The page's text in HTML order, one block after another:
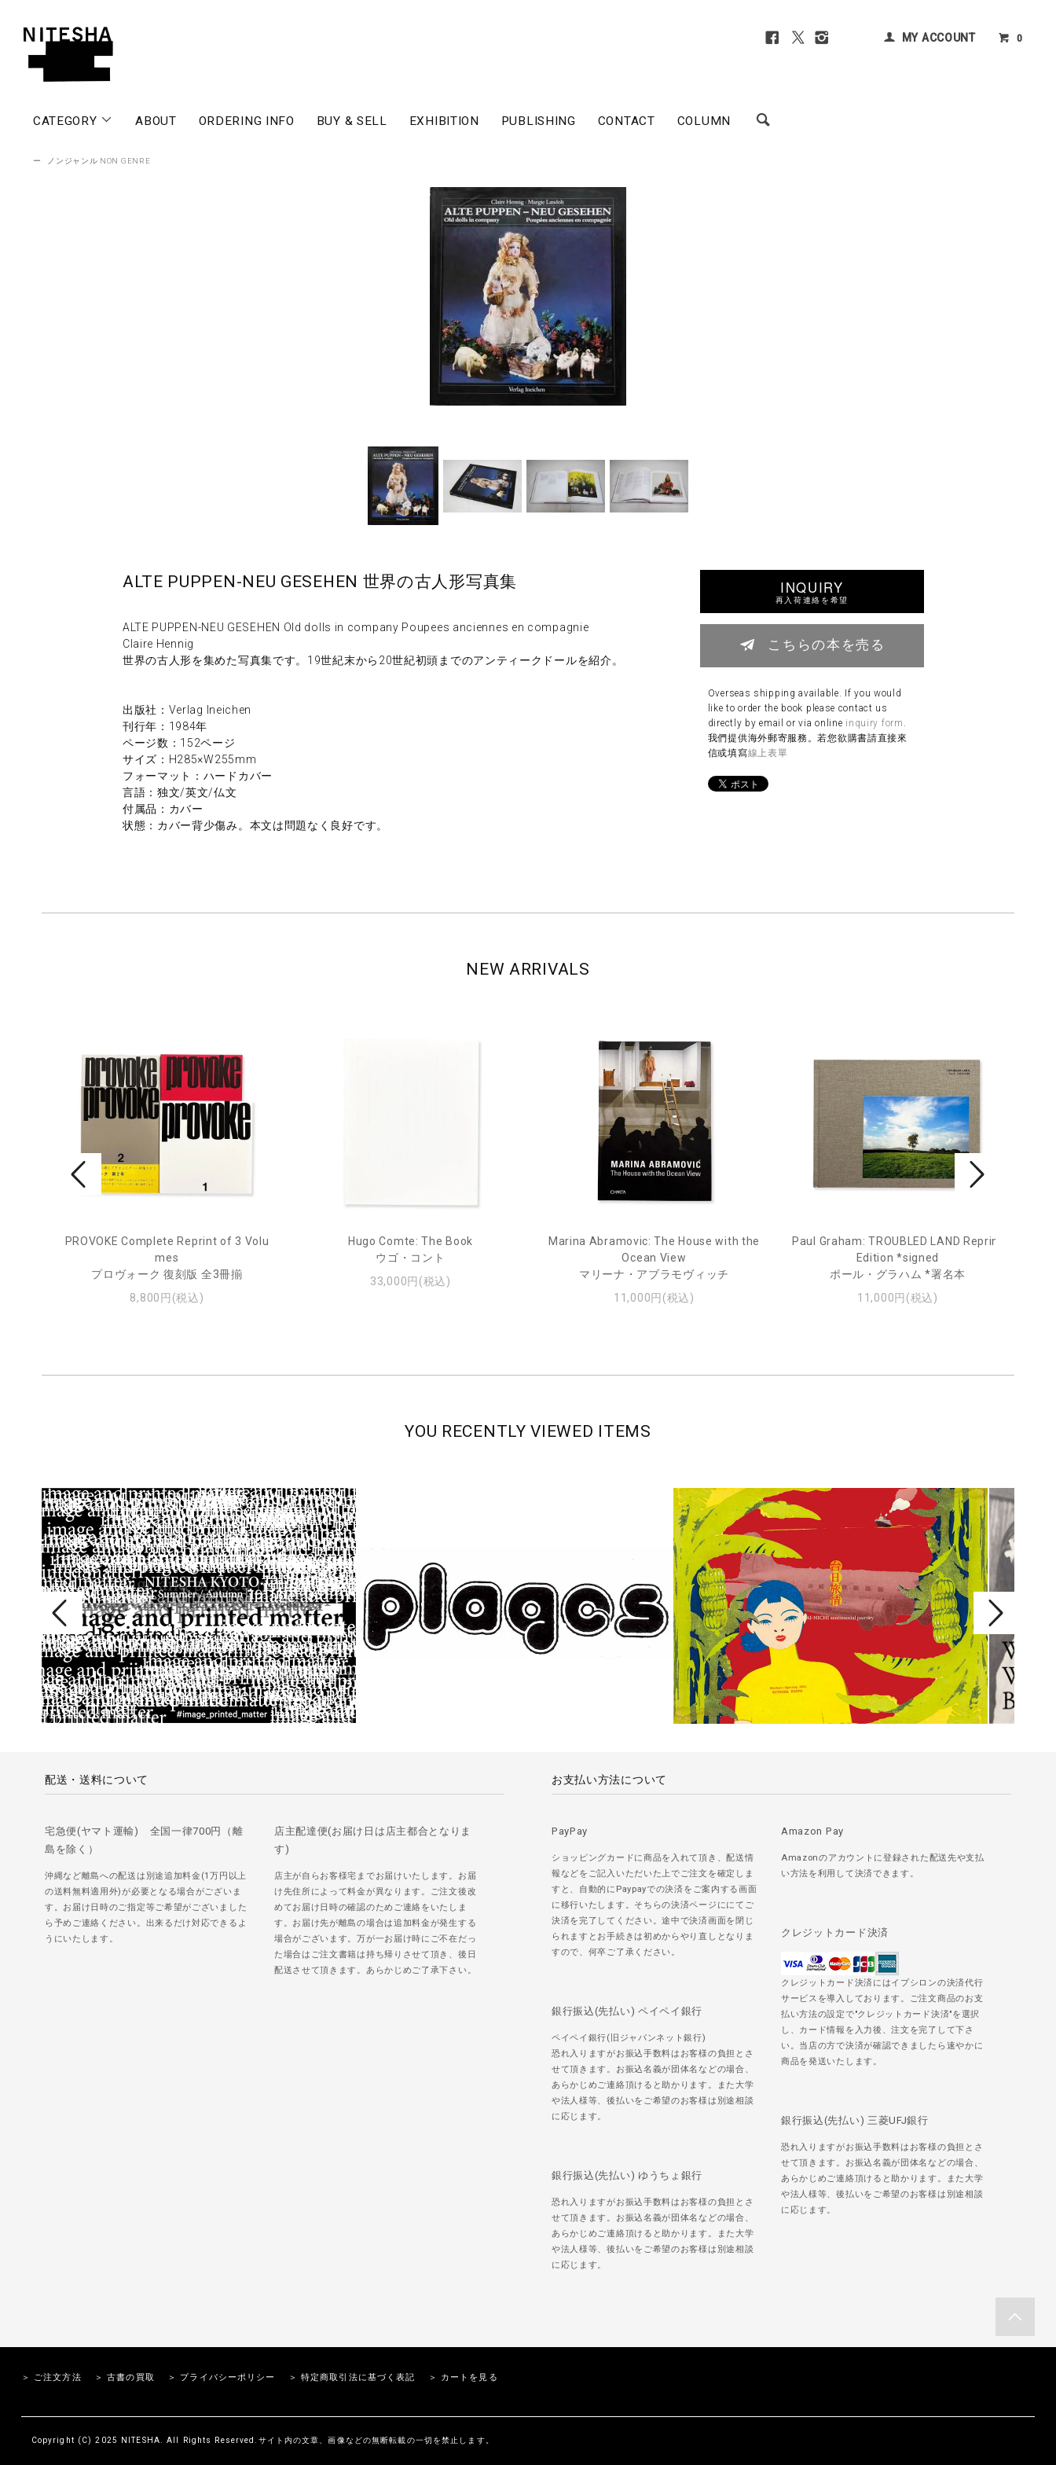
MY ACCOUNT 0
CATEGORY ABOUT ORDERING INFO BUY & SELL EXHIBITION PUBLISHING CONTACT COLUMN
ー ノンジャンル NON GENRE
ALTE PUPPEN-NEU GESEHEN 世界の古人形写真集
ALTE PUPPEN-NEU GESEHEN Old dolls in company Poupees anciennes en compagnie
Claire Hennig
世界の古人形を集めた写真集です。19世紀末から20世紀初頭までのアンティークドールを紹介。
出版社：Verlag Ineichen
刊行年：1984年
ページ数：152ページ
サイズ：H285×W255mm
フォーマット：ハードカバー
言語：独文/英文/仏文
付属品：カバー
状態：カバー背少傷み。本文は問題なく良好です。
INQUIRY
再入荷連絡を希望
こちらの本を売る
Overseas shipping available. If you would
like to order the book please contact us
directly by email or via online inquiry form .
我們提供海外郵寄服務。若您欲購書請直接來
信或填寫線上表單
NEW ARRIVALS
PROVOKE Complete Reprint of 3 Volu
mes
プロヴォーク 復刻版 全3冊揃
8,800円(税込)
Hugo Comte: The Book
ウゴ・コント
33,000円(税込)
Marina Abramovic: The House with the
Ocean View
マリーナ・アブラモヴィッチ
11,000円(税込)
Paul Graham: TROUBLED LAND Reprint
Edition *signed
ポール・グラハム *署名本
11,000円(税込)
YOU RECENTLY VIEWED ITEMS
配送・送料について
宅急便(ヤマト運輸) 全国一律700円（離
島を除く）
沖縄など離島への配送は別途追加料金(1万円以上
の送料無料適用外)が必要となる場合がございま
す。お届け日時のご指定等ご希望がございました
ら予めご連絡ください。出来るだけ対応できるよ
うにいたします。
店主配達便(お届け日は店主都合となりま
す)
店主が自らお客様宅までお届けいたします。お届
け先住所によって料金が異なります。ご注文後改
めてお届け日時の確認のためご連絡をいたしま
す。お届け先が離島の場合は追加料金が発生する
場合がございます。万が一お届け時にご不在だっ
た場合はご注文書籍は持ち帰りさせて頂き、後日
配送させて頂きます。あらかじめご了承下さい。
お支払い方法について
PayPay
ショッピングカードに商品を入れて頂き、配送情
報などをご記入いただいた上でご注文を確定しま
すと、自動的にPaypayでの決済をご案内する画面
に移行いたします。そちらの決済ページににてご
決済を完了してください。途中で決済画面を閉じ
られますとお手続きは初めからやり直しとなりま
すので、何卒ご了承ください。
Amazon Pay
Amazonのアカウントに登録された配送先や支払
い方法を利用して決済できます。
クレジットカード決済
クレジットカード決済にはイプシロンの決済代行
サービスを導入しております。ご注文商品のお支
払い方法の設定で"クレジットカード決済"を選択
し、カード情報を入力後、注文を完了して下さ
い。当店の方で決済が確認できましたら速やかに
商品を発送いたします。
銀行振込(先払い) ペイペイ銀行
ペイペイ銀行(旧ジャパンネット銀行)
恐れ入りますがお振込手数料はお客様の負担とさ
せて頂きます。お振込名義が団体名などの場合、
あらかじめご連絡頂けると助かります。また大学
や法人様等、後払いをご希望のお客様は別途相談
に応じます。
銀行振込(先払い) 三菱UFJ銀行
恐れ入りますがお振込手数料はお客様の負担とさ
せて頂きます。お振込名義が団体名などの場合、
あらかじめご連絡頂けると助かります。また大学
や法人様等、後払いをご希望のお客様は別途相談
に応じます。
銀行振込(先払い) ゆうちょ銀行
恐れ入りますがお振込手数料はお客様の負担とさ
せて頂きます。お振込名義が団体名などの場合、
あらかじめご連絡頂けると助かります。また大学
や法人様等、後払いをご希望のお客様は別途相談
に応じます。
＞ ご注文方法 ＞ 古書の買取 ＞ プライバシーポリシー ＞ 特定商取引法に基づく表記 ＞ カートを見る
Copyright (C) 2025 NITESHA. All Rights Reserved.サイト内の文章、画像などの無断転載の一切を禁止します。